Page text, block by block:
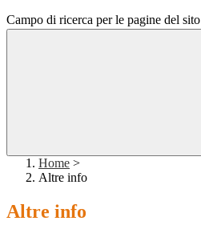
Campo di ricerca per le pagine del sito
Home >
Altre info
Altre info